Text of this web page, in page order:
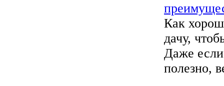
Как
дачу,
Даже если
полезно,